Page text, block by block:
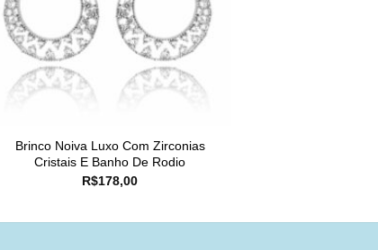
Brinco Noiva Luxo Com Zirconias
Cristais E Banho De Rodio
R$178,00